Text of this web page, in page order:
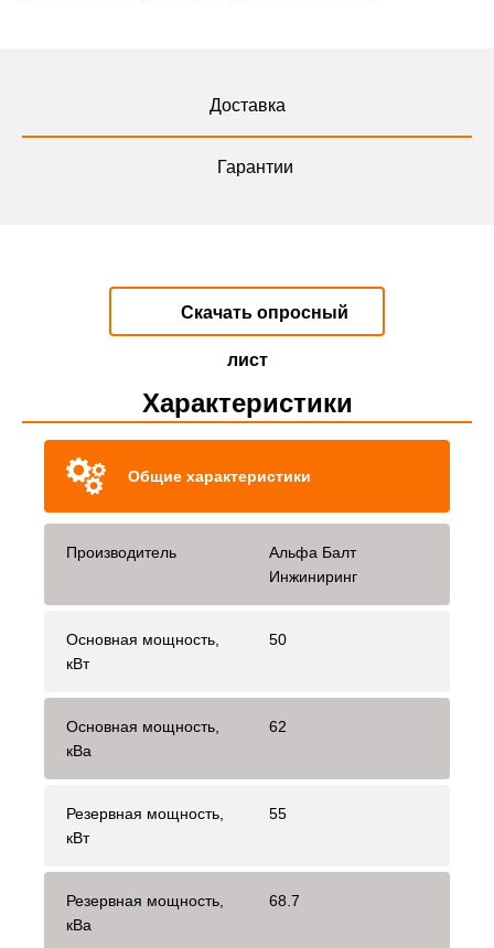
Доставка
Гарантии
Скачать опросный
лист
Характеристики
Общие характеристики
Производитель
Альфа Балт
Инжиниринг
Основная мощность,
кВт
50
Основная мощность,
кВа
62
Резервная мощность,
кВт
55
Резервная мощность,
кВа
68.7